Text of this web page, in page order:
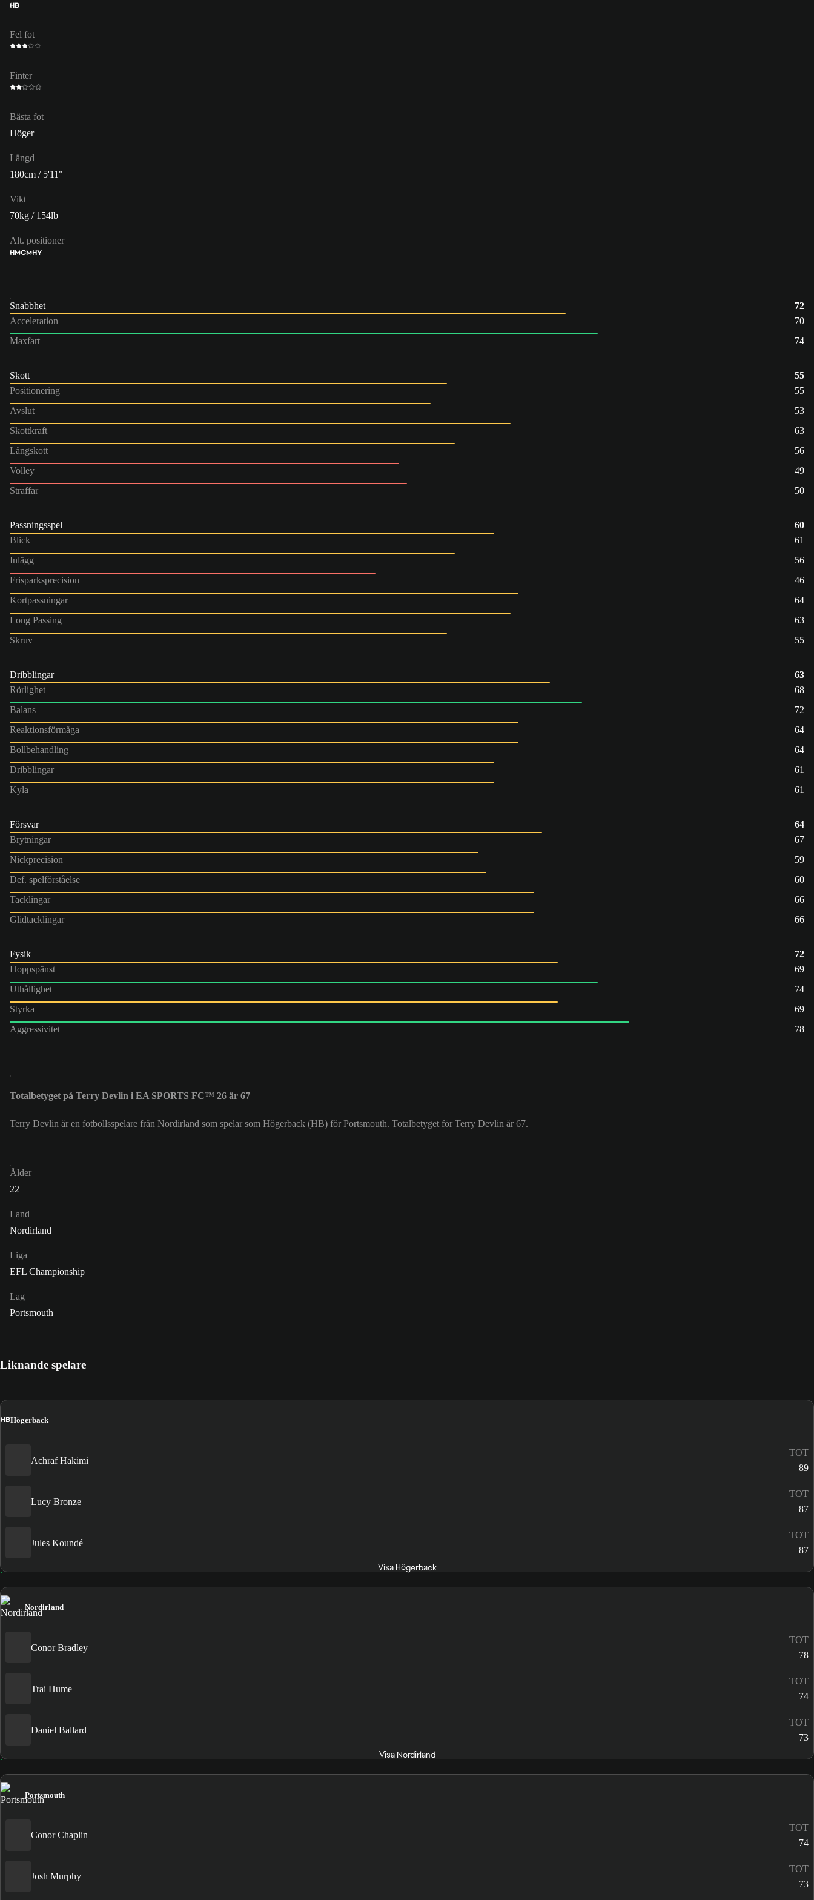
HB
Fel fot
Finter
Bästa fot
Höger
Längd
180cm / 5'11"
Vikt
70kg / 154lb
Alt. positioner
HMCMHY
Snabbhet
72
Acceleration
70
Maxfart
74
Skott
55
Positionering
55
Avslut
53
Skottkraft
63
Långskott
56
Volley
49
Straffar
50
Passningsspel
60
Blick
61
Inlägg
56
Frisparksprecision
46
Kortpassningar
64
Long Passing
63
Skruv
55
Dribblingar
63
Rörlighet
68
Balans
72
Reaktionsförmåga
64
Bollbehandling
64
Dribblingar
61
Kyla
61
Försvar
64
Brytningar
67
Nickprecision
59
Def. spelförståelse
60
Tacklingar
66
Glidtacklingar
66
Fysik
72
Hoppspänst
69
Uthållighet
74
Styrka
69
Aggressivitet
78
Totalbetyget på Terry Devlin i EA SPORTS FC™ 26 är 67
Terry Devlin är en fotbollsspelare från Nordirland som spelar som Högerback (HB) för Portsmouth. Totalbetyget för Terry Devlin är 67.
Ålder
22
Land
Nordirland
Liga
EFL Championship
Lag
Portsmouth
Liknande spelare
HBHögerback
Achraf Hakimi
TOT
89
Lucy Bronze
TOT
87
Jules Koundé
TOT
87
Visa Högerback
Nordirland
Conor Bradley
TOT
78
Trai Hume
TOT
74
Daniel Ballard
TOT
73
Visa Nordirland
Portsmouth
Conor Chaplin
TOT
74
Josh Murphy
TOT
73